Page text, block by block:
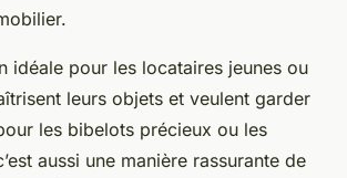
idéale pour les locataires jeunes ou
leurs objets et veulent garder
les bibelots précieux ou les
aussi une manière rassurante de